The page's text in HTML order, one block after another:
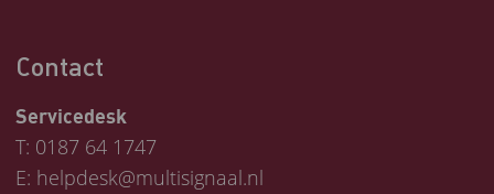
Contact
Servicedesk
T: 0187 64 1747
E: helpdesk@multisignaal.nl